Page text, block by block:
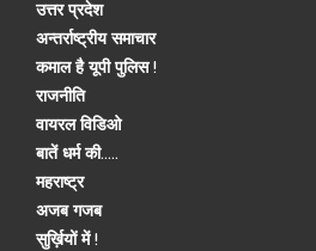
उत्तर प्रदेश
अन्तर्राष्ट्रीय समाचार
कमाल है यूपी पुलिस !
राजनीति
वायरल विडिओ
बातें धर्म की.....
महराष्ट्र
अजब गजब
सुर्ख़ियों में !